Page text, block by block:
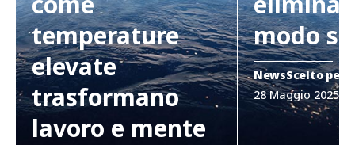
temperature
elevate
trasformano
lavoro e mente
modo
NewsScelto per
28 Maggio 2025